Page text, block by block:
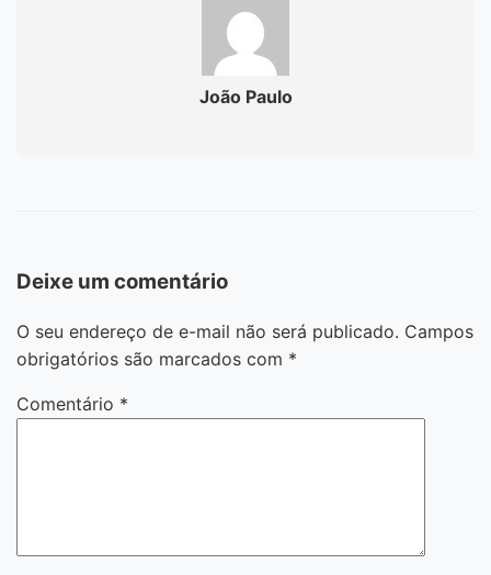
João Paulo
Deixe um comentário
O seu endereço de e-mail não será publicado. Campos
obrigatórios são marcados com *
Comentário *